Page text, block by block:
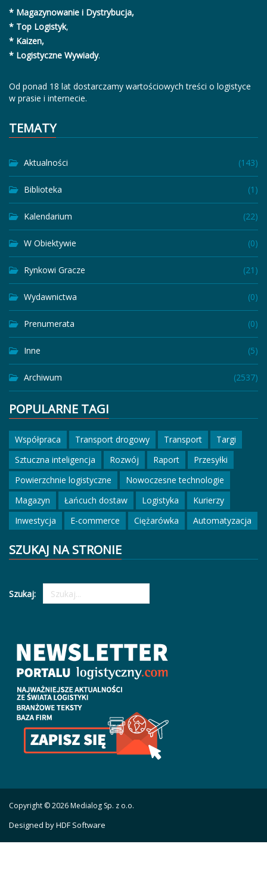
* Magazynowanie i Dystrybucja,
* Top Logistyk,
* Kaizen,
* Logistyczne Wywiady.
Od ponad 18 lat dostarczamy wartościowych treści o logistyce
w prasie i internecie.
TEMATY
Aktualności (143)
Biblioteka (1)
Kalendarium (22)
W Obiektywie (0)
Rynkowi Gracze (21)
Wydawnictwa (0)
Prenumerata (0)
Inne (5)
Archiwum (2537)
POPULARNE TAGI
Współpraca Transport drogowy Transport
Targi
Sztuczna inteligencja
Rozwój Raport
Przesyłki
Powierzchnie logistyczne
Nowoczesne technologie
Magazyn
Łańcuch dostaw Logistyka
Kurierzy
Inwestycja
E-commerce Ciężarówka Automatyzacja
SZUKAJ NA STRONIE
Szukaj:
Copyright © 2026 Medialog Sp. z o.o.
Designed by HDF Software